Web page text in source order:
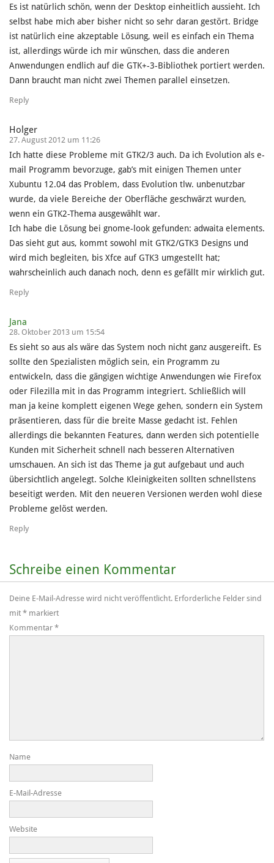
Es ist natürlich schön, wenn der Desktop einheitlich aussieht. Ich
selbst habe mich aber bisher nicht so sehr daran gestört. Bridge
ist natürlich eine akzeptable Lösung, weil es einfach ein Thema
ist, allerdings würde ich mir wünschen, dass die anderen
Anwendungen endlich auf die GTK+-3-Bibliothek portiert werden.
Dann braucht man nicht zwei Themen parallel einsetzen.
Reply
Holger
27. August 2012 um 11:26
Ich hatte diese Probleme mit GTK2/3 auch. Da ich Evolution als e-
mail Programm bevorzuge, gab’s mit einigen Themen unter
Xubuntu 12.04 das Problem, dass Evolution tlw. unbenutzbar
wurde, da viele Bereiche der Oberfläche geschwärzt wurden,
wenn ein GTK2-Thema ausgewählt war.
Ich habe die Lösung bei gnome-look gefunden: adwaita elements.
Das sieht gut aus, kommt sowohl mit GTK2/GTK3 Designs und
wird mich begleiten, bis Xfce auf GTK3 umgestellt hat;
wahrscheinlich auch danach noch, denn es gefällt mir wirklich gut.
Reply
Jana
28. Oktober 2013 um 15:54
Es sieht so aus als wäre das System noch nicht ganz ausgereift. Es
sollte den Spezialisten möglich sein, ein Programm zu
entwickeln, dass die gängigen wichtige Anwendungen wie Firefox
oder Filezilla mit in das Programm integriert. Schließlich will
man ja keine komplett eigenen Wege gehen, sondern ein System
präsentieren, dass für die breite Masse gedacht ist. Fehlen
allerdings die bekannten Features, dann werden sich potentielle
Kunden mit Sicherheit schnell nach besseren Alternativen
umschauen. An sich ist das Theme ja gut aufgebaut und auch
übersichtlich angelegt. Solche Kleinigkeiten sollten schnellstens
beseitigt werden. Mit den neueren Versionen werden wohl diese
Probleme gelöst werden.
Reply
Schreibe einen Kommentar
Deine E-Mail-Adresse wird nicht veröffentlicht. Erforderliche Felder sind
mit * markiert
Kommentar *
Name
E-Mail-Adresse
Website